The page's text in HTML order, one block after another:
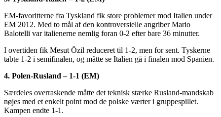
EM-favoritterne fra Tyskland fik store problemer mod Italien under
EM 2012. Med to mål af den kontroversielle angriber Mario
Balotelli var italienerne nemlig foran 0-2 efter bare 36 minutter.
I overtiden fik Mesut Özil reduceret til 1-2, men for sent. Tyskerne
tabte 1-2 i semifinalen, og måtte se Italien gå i finalen mod Spanien.
4. Polen-Rusland – 1-1 (EM)
Særdeles overraskende måtte det teknisk stærke Rusland-mandskab
nøjes med et enkelt point mod de polske værter i gruppespillet.
Kampen endte 1-1.